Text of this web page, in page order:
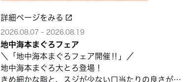
詳細ページをみる
2026.08.07 - 2026.08.19
地中海本まぐろフェア
＼「地中海本まぐろフェア開催‼」／
地中海本まぐろ大とろ登場！
きめ細かな脂と、スジが少ない口当たりの良さが特